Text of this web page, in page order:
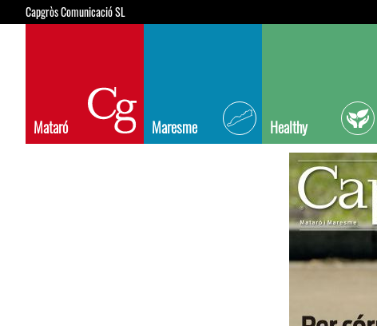
Capgròs Comunicació SL
Mataró Maresme Healthy